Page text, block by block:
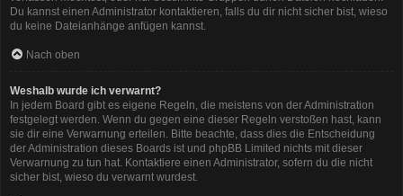
Du kannst einen Administrator kontaktieren, falls du dir nicht sicher bist, wieso
du keine Dateianhänge anfügen kannst.
Nach oben
Weshalb wurde ich verwarnt?
In jedem Board gibt es eigene Regeln, die meistens von der Administration
festgelegt werden. Wenn du gegen eine dieser Regeln verstoßen hast, kann
sie dir eine Verwarnung erteilen. Bitte beachte, dass dies die Entscheidung
der Administration dieses Boards ist und phpBB Limited nichts mit dieser
Verwarnung zu tun hat. Kontaktiere einen Administrator, sofern du die nicht
sicher bist, wieso du verwarnt wurdest.